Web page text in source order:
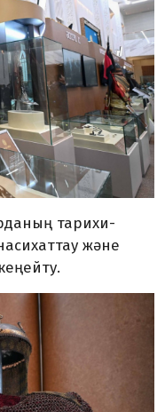
тарихи-
және